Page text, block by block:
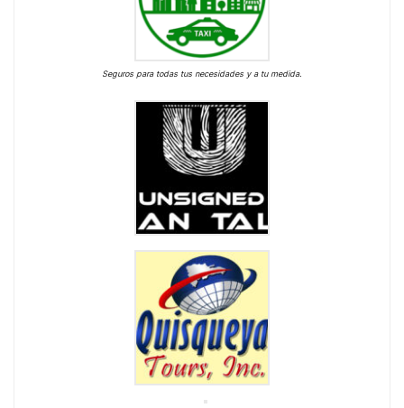
Seguros para todas tus necesidades y a tu medida.